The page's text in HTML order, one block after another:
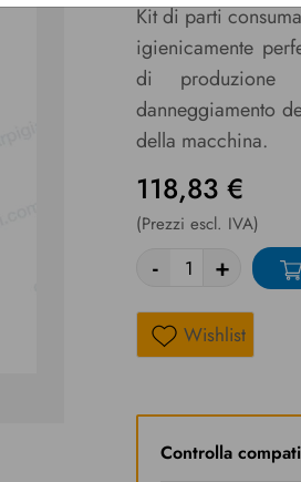
Kit di parti
igienicamente
di
danneggiamento
della macchina.
118,83 €
(Prezzi escl. IVA)
- +
Wishlist
Controlla